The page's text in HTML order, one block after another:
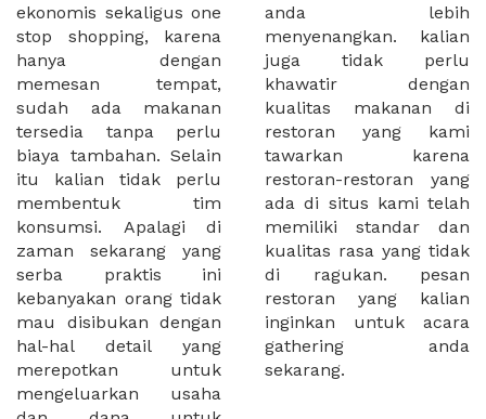
ekonomis sekaligus one
stop shopping, karena
hanya dengan
memesan tempat,
sudah ada makanan
tersedia tanpa perlu
biaya tambahan. Selain
itu kalian tidak perlu
membentuk tim
konsumsi. Apalagi di
zaman sekarang yang
serba praktis ini
kebanyakan orang tidak
mau disibukan dengan
hal-hal detail yang
merepotkan untuk
mengeluarkan usaha
anda lebih
menyenangkan. kalian
juga tidak perlu
khawatir dengan
kualitas makanan di
restoran yang kami
tawarkan karena
restoran-restoran yang
ada di situs kami telah
memiliki standar dan
kualitas rasa yang tidak
di ragukan. pesan
restoran yang kalian
inginkan untuk acara
gathering anda
sekarang.